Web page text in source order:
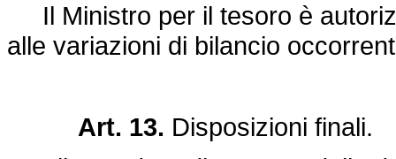
Il Ministro per il tesoro è
alle variazioni di bilancio
Art. 13. Disposizioni finali.